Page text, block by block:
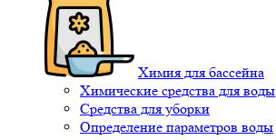
Химия для бассейна
Химические средства для воды
Средства для уборки
Определение параметров воды